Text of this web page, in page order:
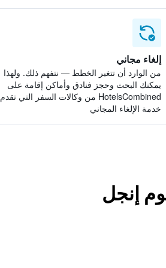
إلغاء مجاني
من الوارد أن تتغير الخطط — نتفهم ذلك. ولهذا
يمكنك البحث وحجز فنادق وأماكن إقامة على
HotelsCombined من وكالات السفر التي تقدم
خدمة الإلغاء المجاني
إنجل